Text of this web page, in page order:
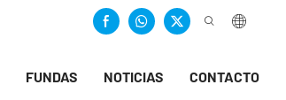
FUNDAS NOTICIAS CONTACTO